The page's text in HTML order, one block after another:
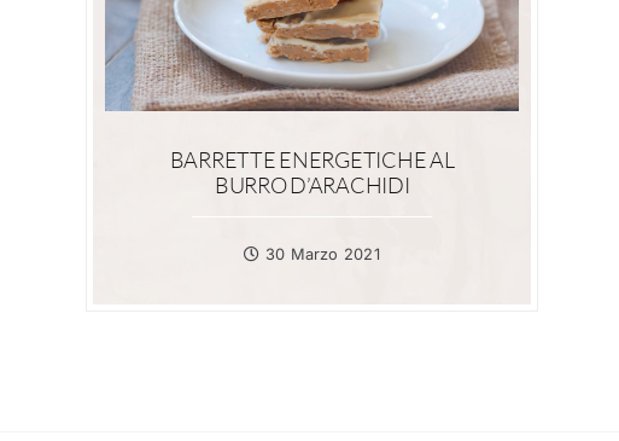
BARRETTE ENERGETICHE AL
BURRO D’ARACHIDI
30 Marzo 2021